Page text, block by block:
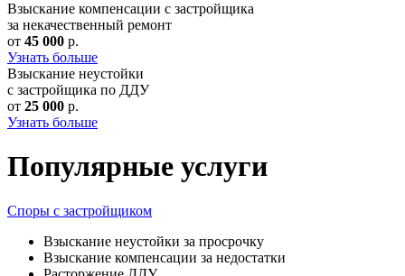
Взыскание компенсации с застройщика
за некачественный ремонт
от 45 000 р.
Узнать больше
Взыскание неустойки
с застройщика по ДДУ
от 25 000 р.
Узнать больше
Популярные услуги
Споры с застройщиком
Взыскание неустойки за просрочку
Взыскание компенсации за недостатки